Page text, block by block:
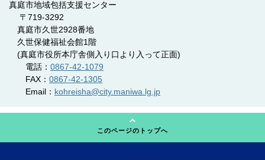
真庭市地域包括支援センター
〒719-3292
真庭市久世2928番地
久世保健福祉会館1階
(真庭市役所本庁舎側入り口より入って正面)
電話： 0867-42-1079
FAX： 0867-42-1305
Email： kohreisha@city.maniwa.lg.jp
このページのトップへ